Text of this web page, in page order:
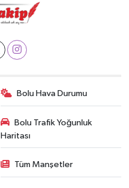
Bolu Hava Durumu
Bolu Trafik Yoğunluk
Haritası
Tüm Manşetler